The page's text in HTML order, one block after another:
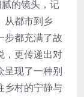
的镜头，记
从都市到乡
步都充满了故
，更传递出对
呈现了一种别
乡村的宁静与